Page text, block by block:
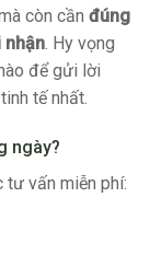
còn cần đúng
nhận . Hy vọng
để gửi lời
tế nhất.
ngày?
vấn miễn phí: